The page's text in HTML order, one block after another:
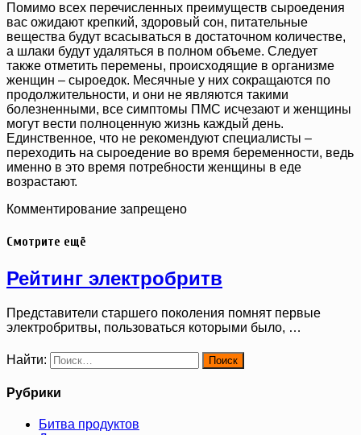
Помимо всех перечисленных преимуществ сыроедения
вас ожидают крепкий, здоровый сон, питательные
вещества будут всасываться в достаточном количестве,
а шлаки будут удаляться в полном объеме. Следует
также отметить перемены, происходящие в организме
женщин – сыроедок. Месячные у них сокращаются по
продолжительности, и они не являются такими
болезненными, все симптомы ПМС исчезают и женщины
могут вести полноценную жизнь каждый день.
Единственное, что не рекомендуют специалисты –
переходить на сыроедение во время беременности, ведь
именно в это время потребности женщины в еде
возрастают.
Комментирование запрещено
Смотрите ещё
Рейтинг электробритв
Представители старшего поколения помнят первые
электробритвы, пользоваться которыми было, …
Найти:
Рубрики
Битва продуктов